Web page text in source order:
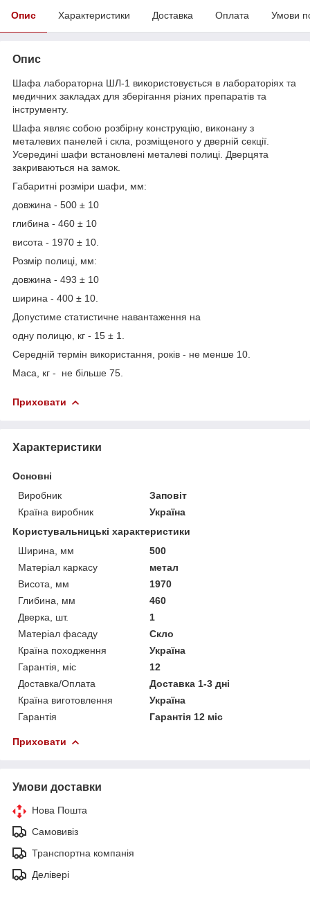
Опис Характеристики Доставка Оплата Умови
Опис
Шафа лабораторна ШЛ-1 використовується в лабораторіях та
медичних закладах для зберігання різних препаратів та
інструменту.
Шафа являє собою розбірну конструкцію, виконану з
металевих панелей і скла, розміщеного у дверній секції.
Усередині шафи встановлені металеві полиці. Дверцята
закриваються на замок.
Габаритні розміри шафи, мм:
довжина - 500 ± 10
глибина - 460 ± 10
висота - 1970 ± 10.
Розмір полиці, мм:
довжина - 493 ± 10
ширина - 400 ± 10.
Допустиме статистичне навантаження на
одну полицю, кг - 15 ± 1.
Середній термін використання, років - не менше 10.
Маса, кг - не більше 75.
Приховати
Характеристики
Основні
Виробник
Заповіт
Країна виробник
Україна
Користувальницькі характеристики
Ширина, мм
500
Матеріал каркасу
метал
Висота, мм
1970
Глибина, мм
460
Дверка, шт.
1
Матеріал фасаду
Скло
Країна походження
Україна
Гарантія, міс
12
Доставка/Оплата
Доставка 1-3 дні
Країна виготовлення
Україна
Гарантія
Гарантія 12 міс
Приховати
Умови доставки
Нова Пошта
Самовивіз
Транспортна компанія
Делівері